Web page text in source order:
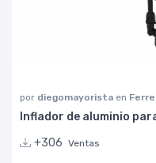
por diegomayorista en
Inflador de aluminio
+306 Ventas